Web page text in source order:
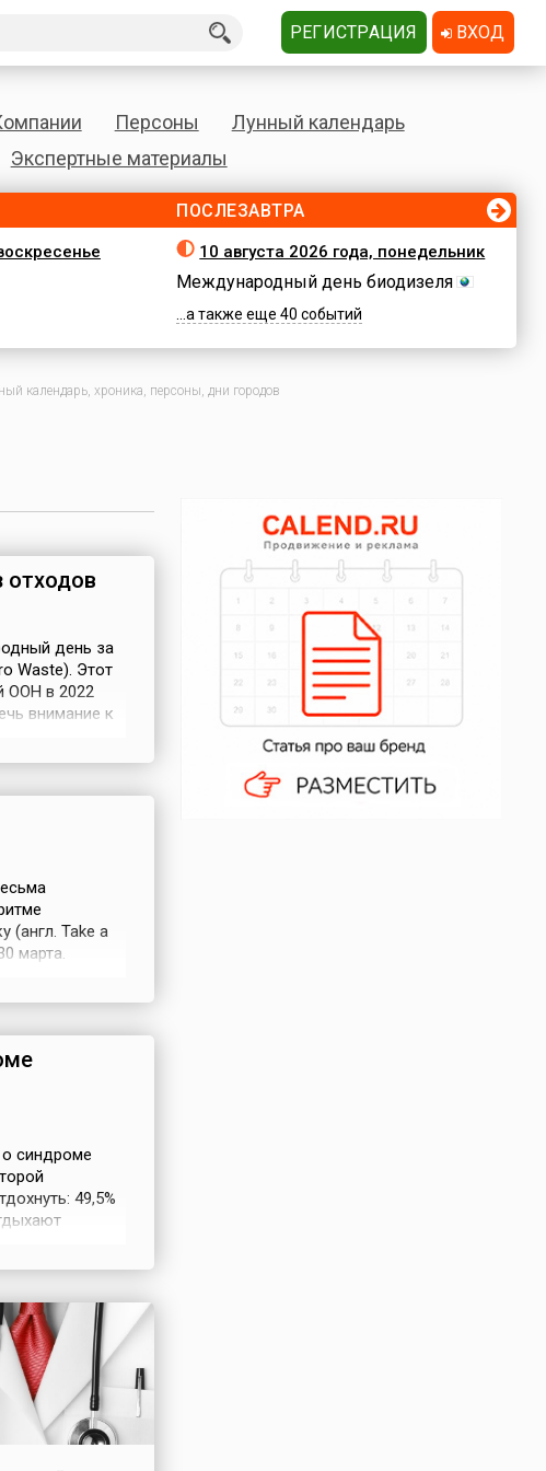
Персоны
Лунный календарь
Экспертные материалы
ПОСЛЕЗАВТРА
10 августа 2026 года, понедельник
Международный день биодизеля
...а также еще 40 событий
календарь, хроника, персоны, дни городов
день за
Waste). Этот
ООН в 2022
внимание к
(англ. Take a
марта.
синдроме
49,5%
РЕГИСТРАЦИЯ ВХОД